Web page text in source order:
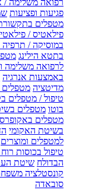
רפואה משלימה /
פגיעות ופציעות
מטפלים
פילאטיס /
במוסיקה / תרפיה
בתטא הילינג
לרפואה משלימה
באמצעות אנרגיה
מדיטציה מטפלים
טיפול / מטפלים
בוטו מטפלים
מטפלים
בשיטת האקומי
למטפלים ומוצרים
טיפול בכוסות
הבדולח שיטת
קונסטלציה
סובאדה